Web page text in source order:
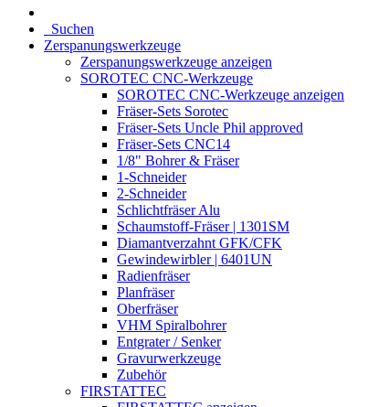
Suchen
Zerspanungswerkzeuge
Zerspanungswerkzeuge anzeigen
SOROTEC CNC-Werkzeuge
SOROTEC CNC-Werkzeuge anzeigen
Fräser-Sets Sorotec
Fräser-Sets Uncle Phil approved
Fräser-Sets CNC14
1/8" Bohrer & Fräser
1-Schneider
2-Schneider
Schlichtfräser Alu
Schaumstoff-Fräser | 1301SM
Diamantverzahnt GFK/CFK
Gewindewirbler | 6401UN
Radienfräser
Planfräser
Oberfräser
VHM Spiralbohrer
Entgrater / Senker
Gravurwerkzeuge
Zubehör
FIRSTATTEC